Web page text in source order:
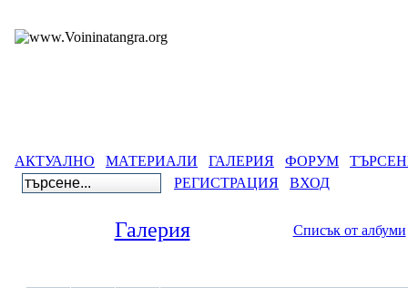
АКТУАЛНО МАТЕРИАЛИ ГАЛЕРИЯ ФОРУМ
РЕГИСТРАЦИЯ
ВХОД
Галерия Списък от албуми